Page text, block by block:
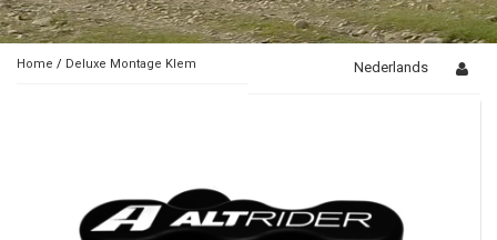
Home / Deluxe Montage Klem Nederlands